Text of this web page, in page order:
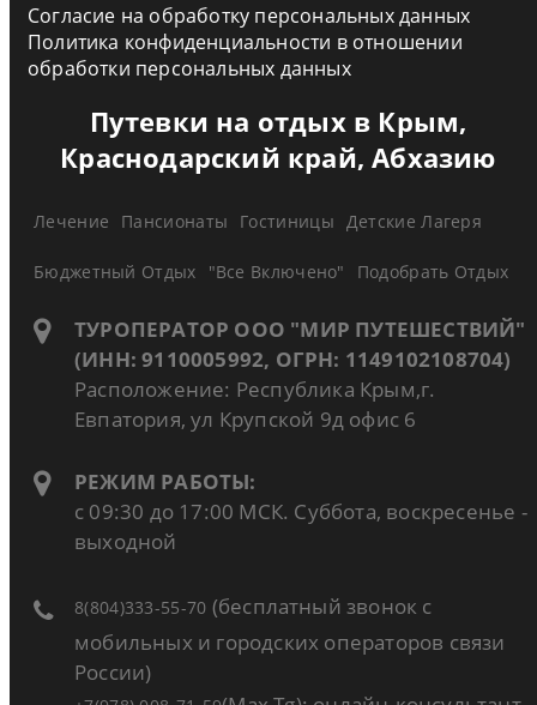
Согласие на обработку персональных данных
Политика конфиденциальности в отношении
обработки персональных данных
Путевки на отдых в Крым,
Краснодарский край, Абхазию
Лечение Пансионаты Гостиницы Детские Лагеря
Бюджетный Отдых "Все Включено" Подобрать Отдых
ТУРОПЕРАТОР ООО "МИР ПУТЕШЕСТВИЙ"
(ИНН: 9110005992, ОГРН: 1149102108704)
Расположение: Республика Крым,г.
Евпатория, ул Крупской 9д офис 6
РЕЖИМ РАБОТЫ:
с 09:30 до 17:00 МСК. Суббота, воскресенье -
выходной
8(804)333-55-70 (бесплатный звонок с
мобильных и городских операторов связи
России)